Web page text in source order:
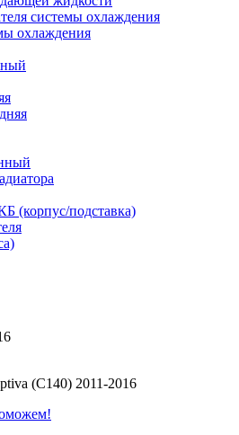
системы охлаждения
охлаждения
(корпус/подставка)
(C140) 2011-2016